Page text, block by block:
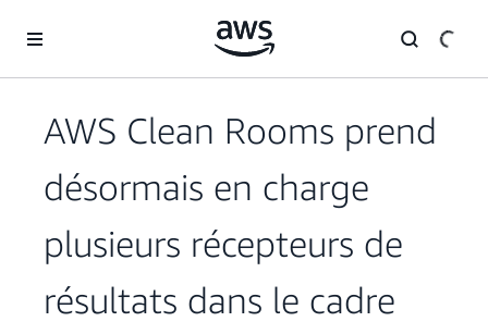
AWS Clean Rooms prend
désormais en charge
plusieurs récepteurs de
résultats dans le cadre